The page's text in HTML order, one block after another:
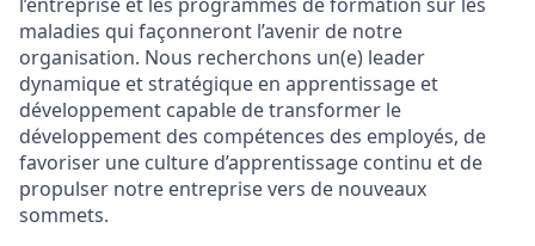
maladies qui façonneront l’avenir de notre
organisation. Nous recherchons un(e) leader
dynamique et stratégique en apprentissage et
développement capable de transformer le
développement des compétences des employés, de
favoriser une culture d’apprentissage continu et de
propulser notre entreprise vers de nouveaux
sommets.